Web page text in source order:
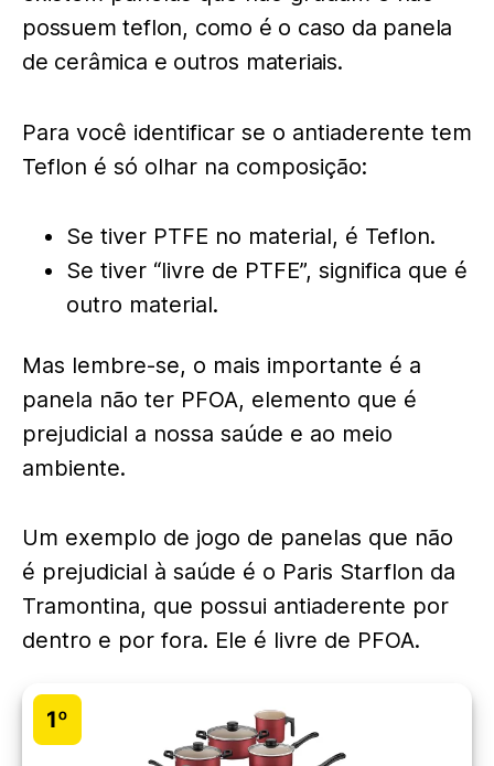
possuem teflon, como é o caso da panela
de cerâmica e outros materiais.
Para você identificar se o antiaderente tem
Teflon é só olhar na composição:
Se tiver PTFE no material, é Teflon.
Se tiver “livre de PTFE”, significa que é
outro material.
Mas lembre-se, o mais importante é a
panela não ter PFOA, elemento que é
prejudicial a nossa saúde e ao meio
ambiente.
Um exemplo de jogo de panelas que não
é prejudicial à saúde é o Paris Starflon da
Tramontina, que possui antiaderente por
dentro e por fora. Ele é livre de PFOA.
1º